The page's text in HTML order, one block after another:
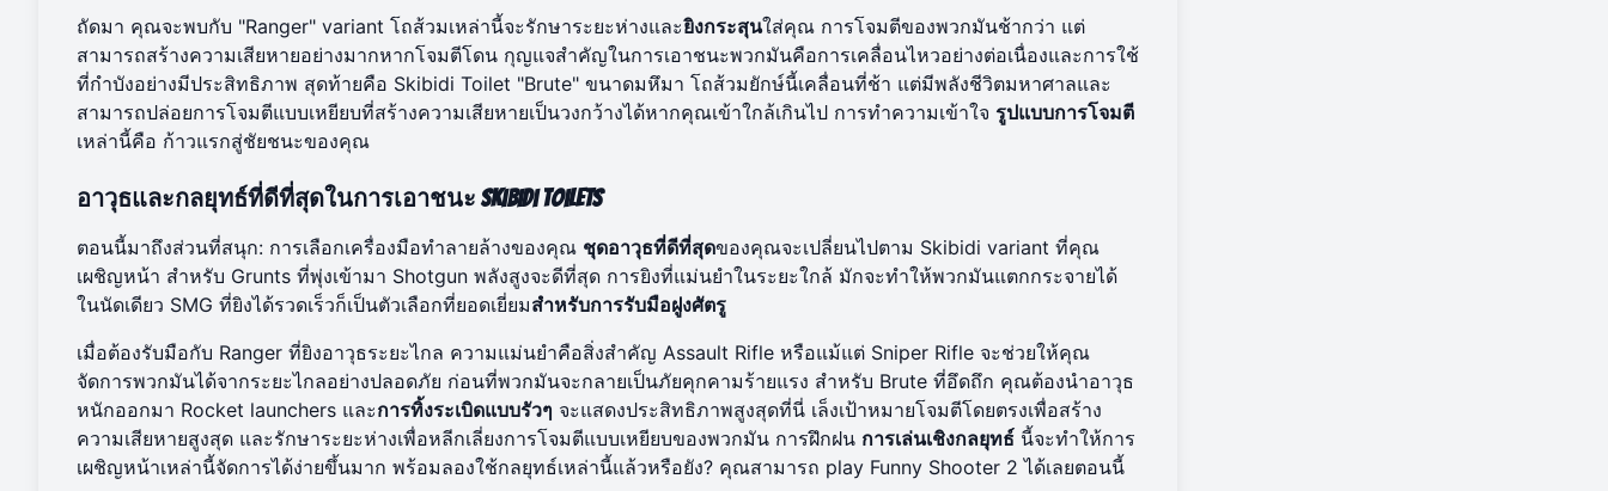
ถัดมา คุณจะพบกับ "Ranger" variant โถส้วมเหล่านี้จะรักษาระยะห่างและยิงกระสุนใส่คุณ การโจมตีของพวกมันช้ากว่า แต่
สามารถสร้างความเสียหายอย่างมากหากโจมตีโดน กุญแจสำคัญในการเอาชนะพวกมันคือการเคลื่อนไหวอย่างต่อเนื่องและการใช้
ที่กำบังอย่างมีประสิทธิภาพ สุดท้ายคือ Skibidi Toilet "Brute" ขนาดมหึมา โถส้วมยักษ์นี้เคลื่อนที่ช้า แต่มีพลังชีวิตมหาศาลและ
สามารถปล่อยการโจมตีแบบเหยียบที่สร้างความเสียหายเป็นวงกว้างได้หากคุณเข้าใกล้เกินไป การทำความเข้าใจ รูปแบบการโจมตี
เหล่านี้คือ ก้าวแรกสู่ชัยชนะของคุณ
อาวุธและกลยุทธ์ที่ดีที่สุดในการเอาชนะ Skibidi Toilets
ตอนนี้มาถึงส่วนที่สนุก: การเลือกเครื่องมือทำลายล้างของคุณ ชุดอาวุธที่ดีที่สุดของคุณจะเปลี่ยนไปตาม Skibidi variant ที่คุณ
เผชิญหน้า สำหรับ Grunts ที่พุ่งเข้ามา Shotgun พลังสูงจะดีที่สุด การยิงที่แม่นยำในระยะใกล้ มักจะทำให้พวกมันแตกกระจายได้
ในนัดเดียว SMG ที่ยิงได้รวดเร็วก็เป็นตัวเลือกที่ยอดเยี่ยมสำหรับการรับมือฝูงศัตรู
เมื่อต้องรับมือกับ Ranger ที่ยิงอาวุธระยะไกล ความแม่นยำคือสิ่งสำคัญ Assault Rifle หรือแม้แต่ Sniper Rifle จะช่วยให้คุณ
จัดการพวกมันได้จากระยะไกลอย่างปลอดภัย ก่อนที่พวกมันจะกลายเป็นภัยคุกคามร้ายแรง สำหรับ Brute ที่อึดถึก คุณต้องนำอาวุธ
หนักออกมา Rocket launchers และการทิ้งระเบิดแบบรัวๆ จะแสดงประสิทธิภาพสูงสุดที่นี่ เล็งเป้าหมายโจมตีโดยตรงเพื่อสร้าง
ความเสียหายสูงสุด และรักษาระยะห่างเพื่อหลีกเลี่ยงการโจมตีแบบเหยียบของพวกมัน การฝึกฝน การเล่นเชิงกลยุทธ์ นี้จะทำให้การ
เผชิญหน้าเหล่านี้จัดการได้ง่ายขึ้นมาก พร้อมลองใช้กลยุทธ์เหล่านี้แล้วหรือยัง? คุณสามารถ play Funny Shooter 2 ได้เลยตอนนี้